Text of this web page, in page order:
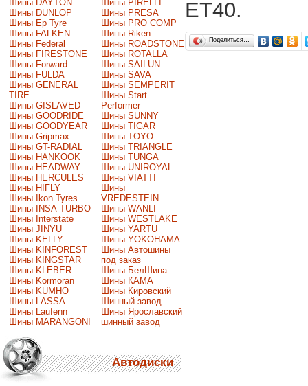
Шины DAYTON
Шины DUNLOP
Шины Ep Tyre
Шины FALKEN
Шины Federal
Шины FIRESTONE
Шины Forward
Шины FULDA
Шины GENERAL
TIRE
Шины GISLAVED
Шины GOODRIDE
Шины GOODYEAR
Шины Gripmax
Шины GT-RADIAL
Шины HANKOOK
Шины HEADWAY
Шины HERCULES
Шины HIFLY
Шины Ikon Tyres
Шины INSA TURBO
Шины Interstate
Шины JINYU
Шины KELLY
Шины KINFOREST
Шины KINGSTAR
Шины KLEBER
Шины Kormoran
Шины KUMHO
Шины LASSA
Шины Laufenn
Шины MARANGONI
Шины PIRELLI
Шины PRESA
Шины PRO COMP
Шины Riken
Шины ROADSTONE
Шины ROTALLA
Шины SAILUN
Шины SAVA
Шины SEMPERIT
Шины Start
Performer
Шины SUNNY
Шины TIGAR
Шины TOYO
Шины TRIANGLE
Шины TUNGA
Шины UNIROYAL
Шины VIATTI
Шины
VREDESTEIN
Шины WANLI
Шины WESTLAKE
Шины YARTU
Шины YOKOHAMA
Шины Автошины
под заказ
Шины БелШина
Шины КАМА
Шины Кировский
Шинный завод
Шины Ярославский
шинный завод
Автодиски
ET40.
Поделиться…